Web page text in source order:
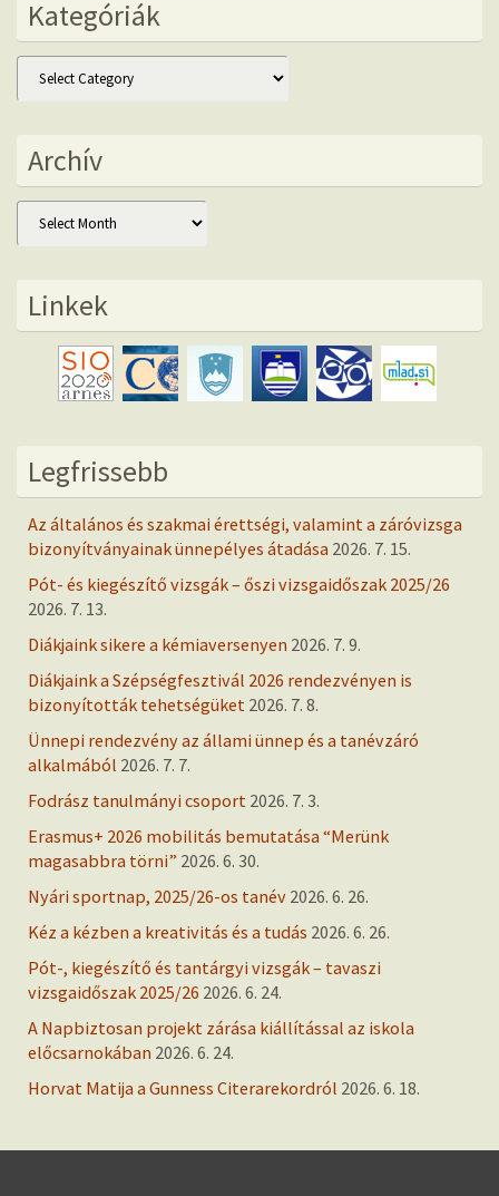
Kategóriák
Kategóriák
Archív
Archív
Linkek
Legfrissebb
Az általános és szakmai érettségi, valamint a záróvizsga
bizonyítványainak ünnepélyes átadása 2026. 7. 15.
Pót- és kiegészítő vizsgák – őszi vizsgaidőszak 2025/26
2026. 7. 13.
Diákjaink sikere a kémiaversenyen 2026. 7. 9.
Diákjaink a Szépségfesztivál 2026 rendezvényen is
bizonyították tehetségüket 2026. 7. 8.
Ünnepi rendezvény az állami ünnep és a tanévzáró
alkalmából 2026. 7. 7.
Fodrász tanulmányi csoport 2026. 7. 3.
Erasmus+ 2026 mobilitás bemutatása “Merünk
magasabbra törni” 2026. 6. 30.
Nyári sportnap, 2025/26-os tanév 2026. 6. 26.
Kéz a kézben a kreativitás és a tudás 2026. 6. 26.
Pót-, kiegészítő és tantárgyi vizsgák – tavaszi
vizsgaidőszak 2025/26 2026. 6. 24.
A Napbiztosan projekt zárása kiállítással az iskola
előcsarnokában 2026. 6. 24.
Horvat Matija a Gunness Citerarekordról 2026. 6. 18.